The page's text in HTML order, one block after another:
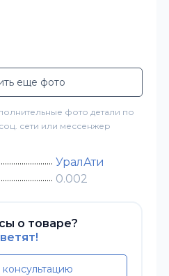
еще фото
фото детали по
сети или мессенжер
УралАти
0.002
о товаре?
консультацию